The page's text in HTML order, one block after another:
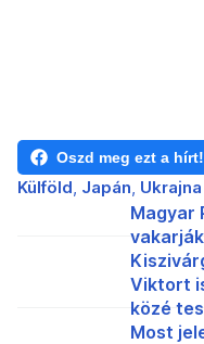
Oszd meg ezt a hírt!
Külföld Japán Ukrajna
Magyar
Viktort
közé
Most